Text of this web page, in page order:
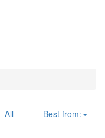
All
Best from: